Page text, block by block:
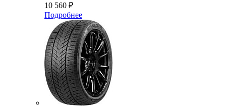
10 560 ₽
Подробнее